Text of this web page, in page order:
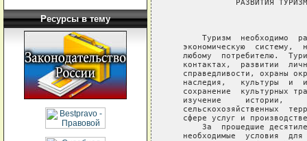
Ресурсы в тему